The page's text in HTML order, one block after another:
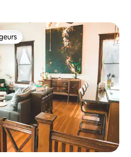
les plus appréciés